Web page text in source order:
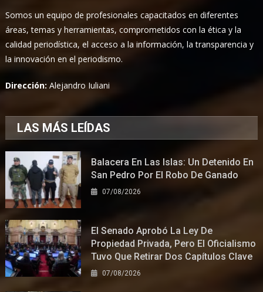
Somos un equipo de profesionales capacitados en diferentes
áreas, temas y herramientas, comprometidos con la ética y la
calidad periodística, el acceso a la información, la transparencia y
la innovación en el periodismo.
Dirección:Alejandro Iuliani
LAS MÁS LEÍDAS
Balacera En Las Islas: Un Detenido En
San Pedro Por El Robo De Ganado
07/08/2026
El Senado Aprobó La Ley De
Propiedad Privada, Pero El Oficialismo
Tuvo Que Retirar Dos Capítulos Clave
07/08/2026